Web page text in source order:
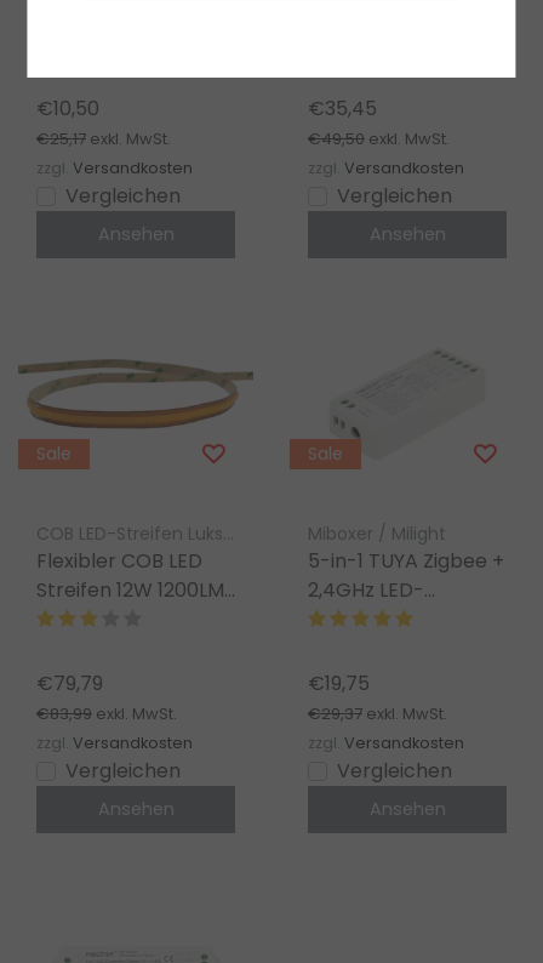
Dimmer
€10,50
€25,17 exkl. MwSt.
zzgl. Versandkosten
Vergleichen
Ansehen
GPV-150-24
€35,45
€49,50 exkl. MwSt.
zzgl. Versandkosten
Vergleichen
Ansehen
Sale
COB LED-Streifen Luksus
Flexibler COB LED
Streifen 12W 1200LM
528LED/m 12V DC
Warmweiß - 10m
€79,79
€83,99 exkl. MwSt.
zzgl. Versandkosten
Vergleichen
Ansehen
Sale
Miboxer / Milight
5-in-1 TUYA Zigbee +
2,4GHz LED-
Controller für Single
White/RGB/RGBW/
LED-Streifen 12-24V
– SZ5
€19,75
€29,37 exkl. MwSt.
zzgl. Versandkosten
Vergleichen
Ansehen